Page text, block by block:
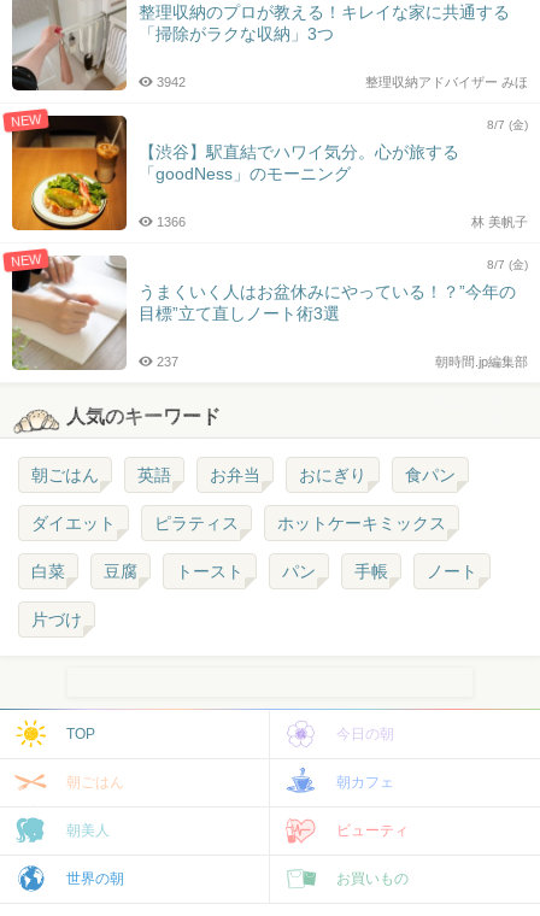
整理収納のプロが教える！キレイな家に共通する
「掃除がラクな収納」3つ
整理収納アドバイザー みほ
3942
NEW 8/7 (金)
【渋谷】駅直結でハワイ気分。心が旅する
「goodNess」のモーニング
林 美帆子
1366
NEW 8/7 (金)
うまくいく人はお盆休みにやっている！？”今年の
目標”立て直しノート術3選
朝時間.jp編集部
237
人気のキーワード
朝ごはん 英語 お弁当 おにぎり 食パン
ダイエット ピラティス ホットケーキミックス
白菜 豆腐 トースト パン 手帳 ノート
片づけ
TOP 今日の朝
朝ごはん 朝カフェ
朝美人 ビューティ
世界の朝 お買いもの